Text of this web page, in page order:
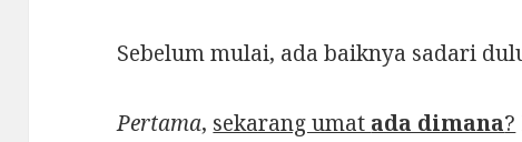
Sebelum mulai, ada baiknya sadari
Pertama, sekarang umat ada dimana?